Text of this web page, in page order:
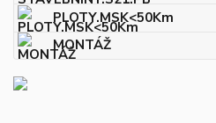
PLOTY.MSK<50Km
MONTÁŽ